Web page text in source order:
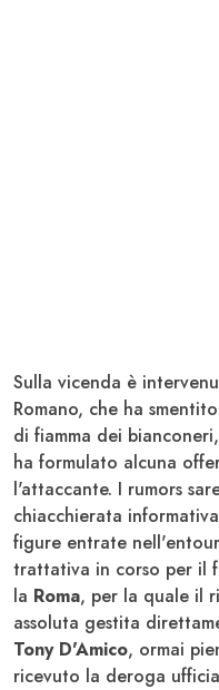
Sulla vicenda è
Romano, che ha
di fiamma dei
ha formulato alcuna
l'attaccante. I rumors
chiacchierata
figure entrate
trattativa in corso per il
la Roma, per la quale il
assoluta gestita
Tony D'Amico, ormai
ricevuto la deroga